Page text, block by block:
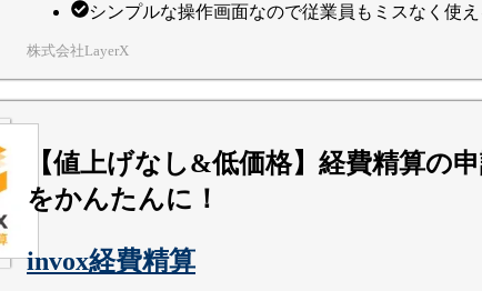
シンプルな操作画面なので従業員もミスなく使え
株式会社LayerX
【値上げなし&低価格】経費精算の
をかんたんに！
invox経費精算